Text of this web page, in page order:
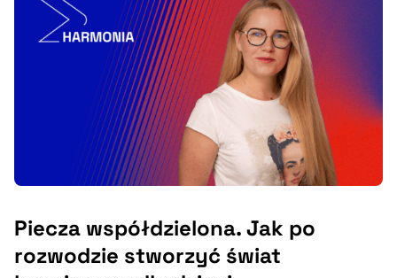
Piecza współdzielona. Jak po
rozwodzie stworzyć świat